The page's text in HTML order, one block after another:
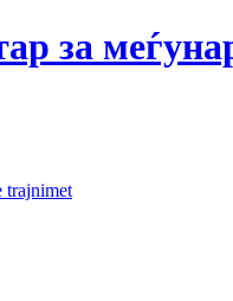
за
trajnimet